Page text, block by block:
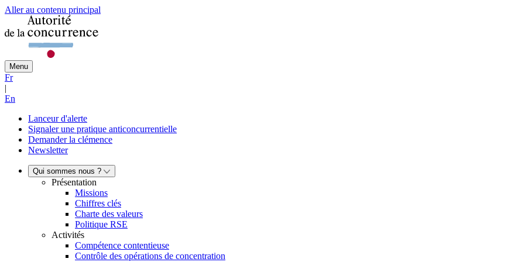
Aller au contenu principal
Menu
Fr
|
En
Lanceur d'alerte
Signaler une pratique anticoncurrentielle
Demander la clémence
Newsletter
Qui sommes nous ?
Présentation
Missions
Chiffres clés
Charte des valeurs
Politique RSE
Activités
Compétence contentieuse
Contrôle des opérations de concentration